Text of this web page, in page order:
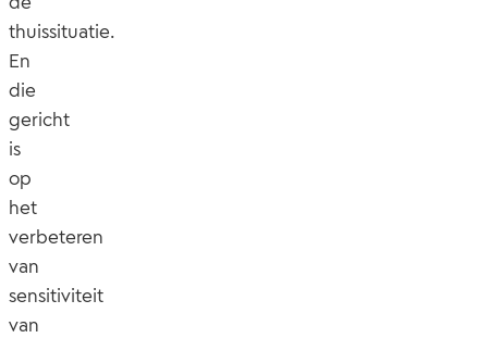
thuissituatie.
En
die
gericht
is
op
het
verbeteren
van
sensitiviteit
van